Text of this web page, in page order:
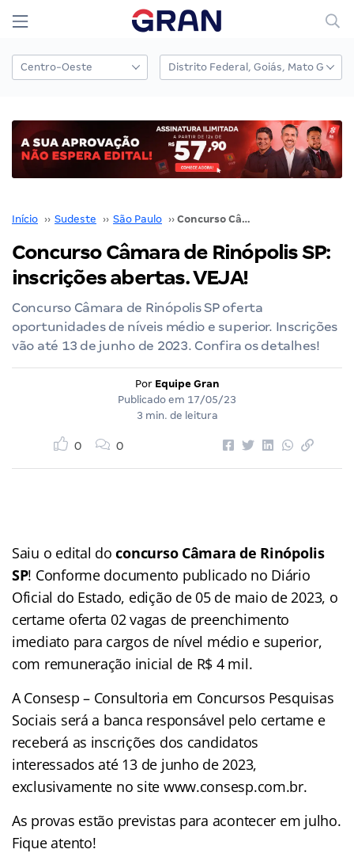
Início ›› Sudeste ›› São Paulo ›› Concurso Câmara de Rinópolis SP: inscrições abertas. VEJA!
Concurso Câmara de Rinópolis SP:
inscrições abertas. VEJA!
Concurso Câmara de Rinópolis SP oferta
oportunidades de níveis médio e superior. Inscrições
vão até 13 de junho de 2023. Confira os detalhes!
Por Equipe Gran
Publicado em 17/05/23
3 min. de leitura
0 0
Saiu o edital doconcurso Câmara de Rinópolis
SP! Conforme documento publicado no Diário
Oficial do Estado, edição de 05 de maio de 2023, o
certame oferta 02 vagas de preenchimento
imediato para cargos de nível médio e superior,
com remuneração inicial de R$ 4 mil.
A Consesp – Consultoria em Concursos Pesquisas
Sociais será a banca responsável pelo certame e
receberá as inscrições dos candidatos
interessados até 13 de junho de 2023,
exclusivamente no site www.consesp.com.br.
As provas estão previstas para acontecer em julho.
Fique atento!